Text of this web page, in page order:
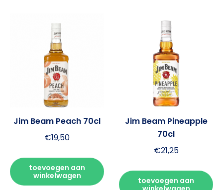
Jim Beam Peach 70cl
€19,50
toevoegen aan
winkelwagen
Jim Beam Pineapple
70cl
€21,25
toevoegen aan